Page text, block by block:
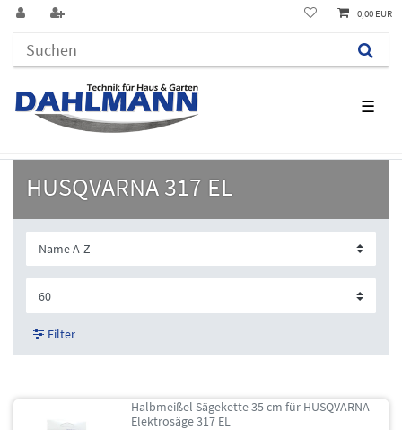
☰
0,00 EUR
HUSQVARNA 317 EL
Filter
Halbmeißel Sägekette 35 cm für HUSQVARNA
Elektrosäge 317 EL